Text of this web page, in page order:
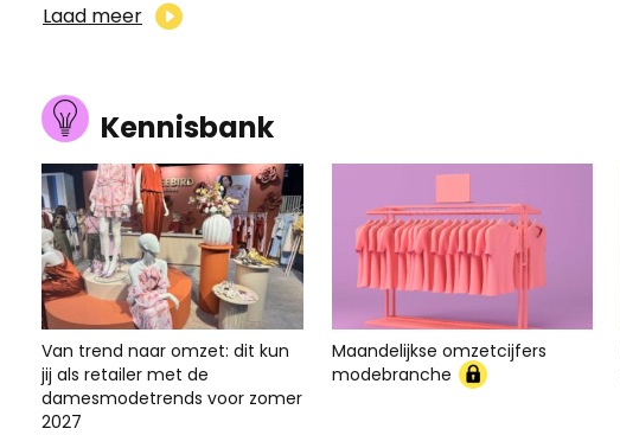
Laad meer
Kennisbank
Van trend naar omzet: dit kun
jij als retailer met de
damesmodetrends voor zomer
2027
Maandelijkse omzetcijfers
modebranche